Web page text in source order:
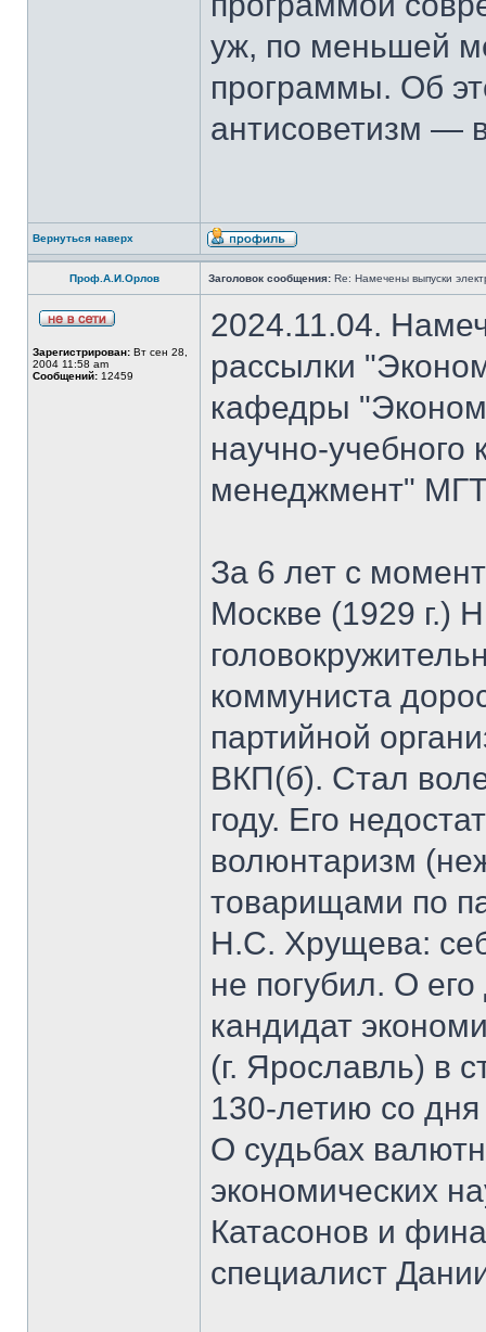
уж, по меньшей
программы. Об
антисоветизм —
Вернуться наверх
Проф.А.И.Орлов Заголовок сообщения: Re: Намечены выпуски
Зарегистрирован: Вт сен 28,
2004 11:58 am
Сообщений: 12459
2024.11.04.
рассылки
кафедры
научно-
менеджмент"
За 6 лет с
Москве (1929 г.)
коммуниста
партийной
ВКП(б). Стал
году. Его
волюнтаризм
товарищами по
Н.С. Хрущева:
не погубил. О
кандидат
(г. Ярославль) в
130-летию со
О судьбах
экономических
Катасонов и
специалист